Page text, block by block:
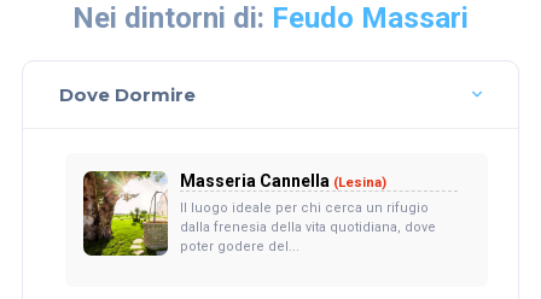
Nei dintorni di: Feudo Massari
Dove Dormire
Masseria Cannella (Lesina)
Il luogo ideale per chi cerca un rifugio
dalla frenesia della vita quotidiana, dove
poter godere del...